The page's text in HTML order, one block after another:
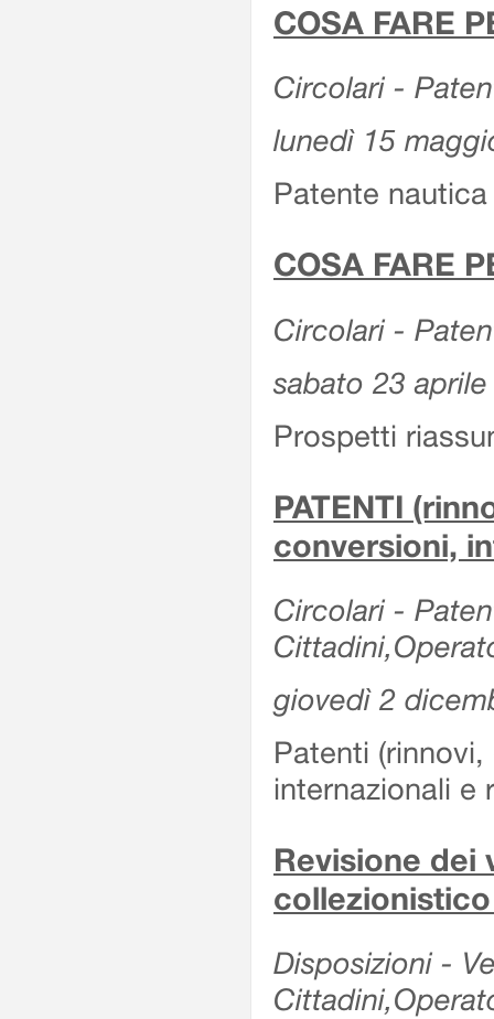
COSA FARE
Circolari -
lunedì 15
Patente
COSA FARE
Circolari -
sabato 23
Prospetti
PATENTI
conversioni,
Circolari -
giovedì 2
Patenti
internazionali e
Revisione dei
Disposizioni -